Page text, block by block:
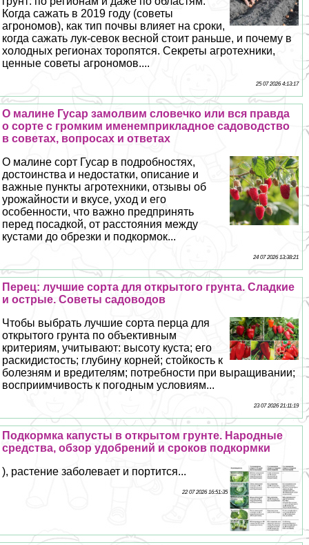
Когда сажать в 2019 году (советы
агрономов), как тип почвы влияет на сроки,
когда сажать лук-севок весной стоит раньше, и почему в
холодных регионах торопятся. Секреты агротехники,
ценные советы агрономов....
25 07 2026 4:13:17
О малине Гусар замолвим словечко или вся правда
о сорте с громким именемприкладное садоводство
в советах, вопросах и ответах
О малине сорт Гусар в подробностях,
достоинства и недостатки, описание и
важные пункты агротехники, отзывы об
урожайности и вкусе, уход и его
особенности, что важно предпринять
перед посадкой, от расстояния между
кустами до обрезки и подкормок...
24 07 2026 13:38:21
Перец: лучшие сорта для открытого грунта. Сладкие
и острые. Советы садоводов
Чтобы выбрать лучшие сорта перца для
открытого грунта по объективным
критериям, учитывают: высоту куста; его
раскидистость; глубину корней; стойкость к
болезням и вредителям; потребности при выращивании;
восприимчивость к погодным условиям...
23 07 2026 21:11:19
Подкормка капусты в открытом грунте. Народные
средства, обзор удобрений и сроков подкормки
), растение заболевает и портится...
22 07 2026 16:51:35